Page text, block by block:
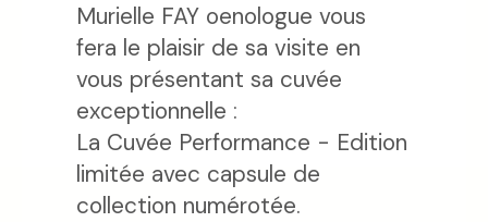
Murielle FAY oenologue vous
fera le plaisir de sa visite en
vous présentant sa cuvée
exceptionnelle :
La Cuvée Performance - Edition
limitée avec capsule de
collection numérotée.